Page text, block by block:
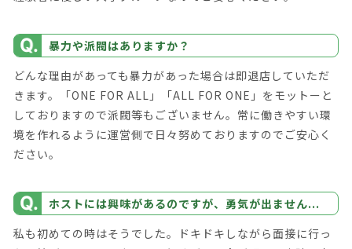
暴力や派閥はありますか？
どんな理由があっても暴力があった場合は即退店していただ
きます。「ONE FOR ALL」「ALL FOR ONE」をモットーと
しておりますので派閥等もございません。常に働きやすい環
境を作れるように運営側で日々努めておりますのでご安心く
ださい。
ホストには興味があるのですが、勇気が出ません...
私も初めての時はそうでした。ドキドキしながら面接に行っ